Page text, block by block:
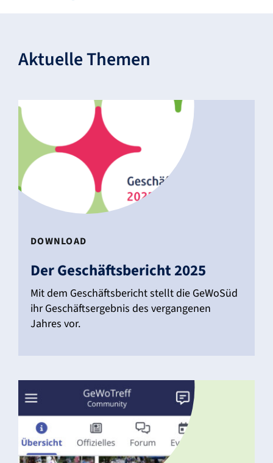
Aktu­elle Themen
DOWN­LOAD
Der Geschäfts­be­richt 2025
Mit dem Geschäfts­be­richt stellt die GeWoSüd
ihr Geschäfts­er­gebnis des vergan­genen
Jahres vor.